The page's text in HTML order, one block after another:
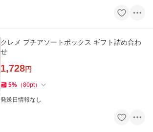
クレメ プチアソートボックス ギフト詰め合わ
せ
1,728円
5% （80pt）
発送日情報なし